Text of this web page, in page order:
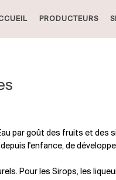
PRODUCTEURS
par goût des fruits et des
l'enfance, de
Pour les Sirops, les